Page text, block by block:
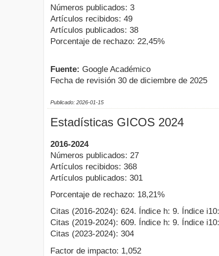
Números publicados: 3
Artículos recibidos: 49
Artículos publicados: 38
Porcentaje de rechazo: 22,45%
Fuente: Google Académico
Fecha de revisión 30 de diciembre de 2025
Publicado: 2026-01-15
Estadísticas GICOS 2024
2016-2024
Números publicados: 27
Artículos recibidos: 368
Artículos publicados: 301
Porcentaje de rechazo: 18,21%
Citas (2016-2024): 624. Índice h: 9. Índice
Citas (2019-2024): 609. Índice h: 9. Índice
Citas (2023-2024): 304
Factor de impacto: 1,052